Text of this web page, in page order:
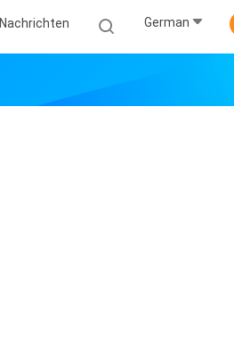
Nachrichten German